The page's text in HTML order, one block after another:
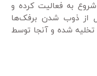
به فعالیت کرده و
از ذوب شدن برفک‌ها
تخلیه شده و آنجا توسط